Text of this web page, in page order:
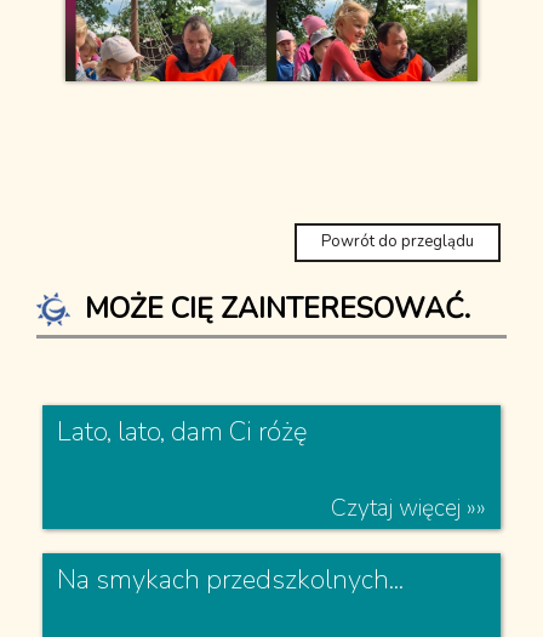
Powrót do przeglądu
MOŻE CIĘ ZAINTERESOWAĆ.
Czytaj więcej »»